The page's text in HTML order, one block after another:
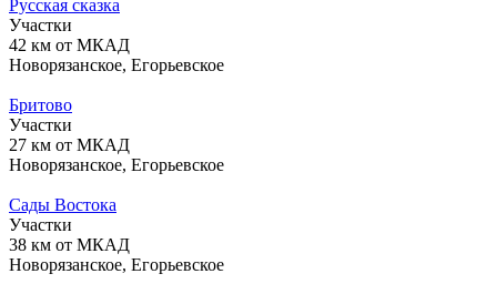
Русская сказка
Участки
42 км от МКАД
Новорязанское, Егорьевское
Бритово
Участки
27 км от МКАД
Новорязанское, Егорьевское
Сады Востока
Участки
38 км от МКАД
Новорязанское, Егорьевское